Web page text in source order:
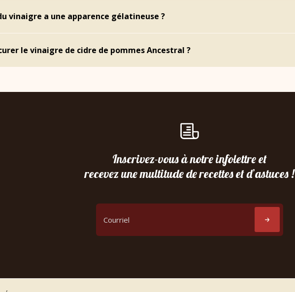
vinaigre a une apparence gélatineuse ?
le vinaigre de cidre de pommes Ancestral ?
Inscrivez-vous à notre infolettre et
recevez une multitude de recettes et d’astuces !